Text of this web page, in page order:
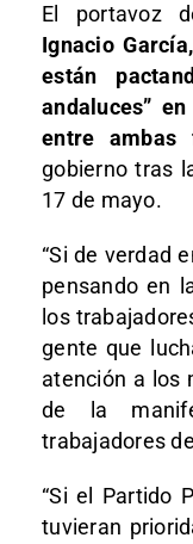
El portavoz
Ignacio
están
andaluces”
entre ambas
gobierno tras
17 de mayo.
“Si de verdad
pensando en
los
gente que
atención a los
de la
trabajadores
“Si el Partido
tuvieran